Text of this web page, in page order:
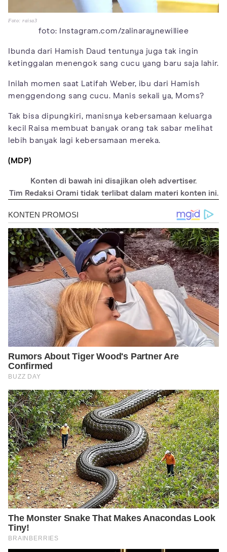
Foto: raisa3
foto: Instagram.com/zalinaraynewilliee
Ibunda dari Hamish Daud tentunya juga tak ingin
ketinggalan menengok sang cucu yang baru saja lahir.
Inilah momen saat Latifah Weber, ibu dari Hamish
menggendong sang cucu. Manis sekali ya, Moms?
Tak bisa dipungkiri, manisnya kebersamaan keluarga
kecil Raisa membuat banyak orang tak sabar melihat
lebih banyak lagi kebersamaan mereka.
(MDP)
Konten di bawah ini disajikan oleh advertiser.
Tim Redaksi Orami tidak terlibat dalam materi konten ini.